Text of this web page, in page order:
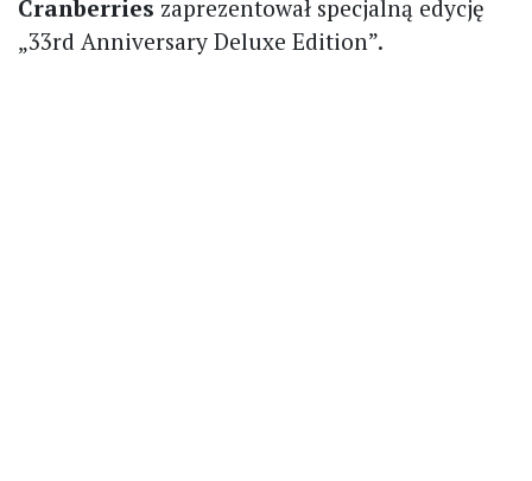
Cranberries zaprezentował specjalną edycję
„33rd Anniversary Deluxe Edition”.